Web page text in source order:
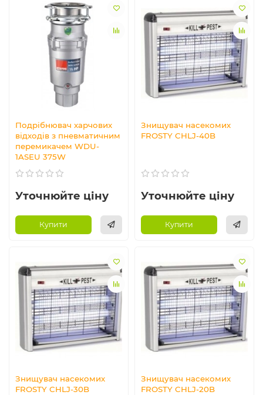
Подрібнювач харчових
відходів з пневматичним
перемикачем WDU-
1ASEU 375W
Уточнюйте ціну
Купити
Знищувач насекомих
FROSTY CHLJ-40B
Уточнюйте ціну
Купити
Знищувач насекомих
FROSTY CHLJ-30B
Знищувач насекомих
FROSTY CHLJ-20B